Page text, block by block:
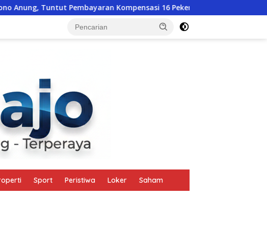
Kompensasi 16 Pekerja Jangan Terjebak Kutukan
Sport Peristiwa Loker Saham